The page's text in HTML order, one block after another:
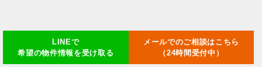
LINEで
希望の物件情報を受け取る
メールでのご相談はこちら
（24時間受付中）